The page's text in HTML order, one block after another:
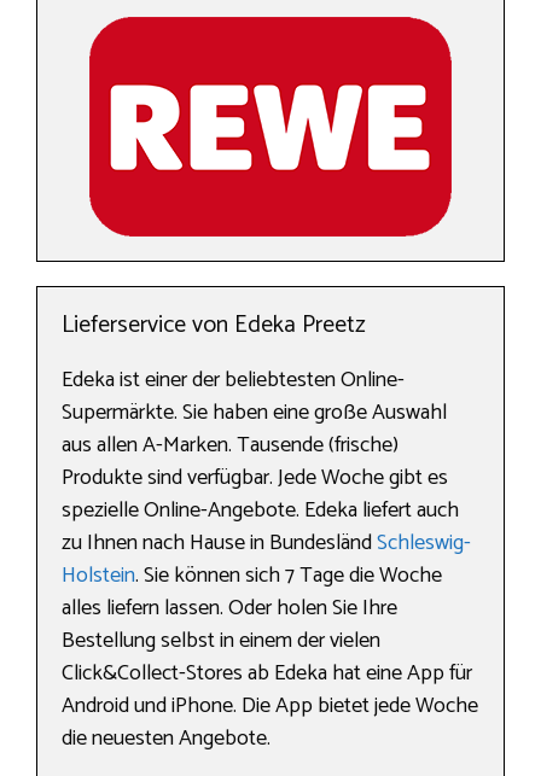
Lieferservice von Edeka Preetz
Edeka ist einer der beliebtesten Online-
Supermärkte. Sie haben eine große Auswahl
aus allen A-Marken. Tausende (frische)
Produkte sind verfügbar. Jede Woche gibt es
spezielle Online-Angebote. Edeka liefert auch
zu Ihnen nach Hause in BundesländSchleswig-
Holstein. Sie können sich 7 Tage die Woche
alles liefern lassen. Oder holen Sie Ihre
Bestellung selbst in einem der vielen
Click&Collect-Stores ab Edeka hat eine App für
Android und iPhone. Die App bietet jede Woche
die neuesten Angebote.